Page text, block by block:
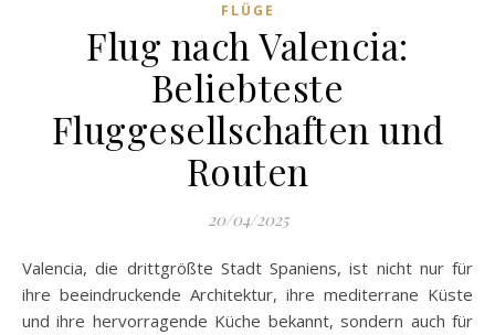
FLÜGE
Flug nach Valencia:
Beliebteste
Fluggesellschaften und
Routen
20/04/2025
Valencia, die drittgrößte Stadt Spaniens, ist nicht nur für
ihre beeindruckende Architektur, ihre mediterrane Küste
und ihre hervorragende Küche bekannt, sondern auch für